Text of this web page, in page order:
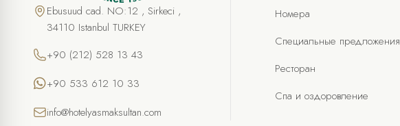
ЭЛ. ПОЧТА *
ЖЕЛАЕМОЕ ВРЕМЯ
Ebusuud cad. NO:12 , Sirkeci ,
34110 Istanbul TURKEY
+90 (212) 528 13 43
+90 533 612 10 33
info@hotelyasmaksultan.com
Номера
Специальные предложения
Ресторан
Спа и оздоровление